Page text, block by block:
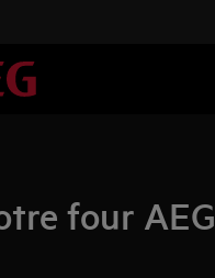
four AEG